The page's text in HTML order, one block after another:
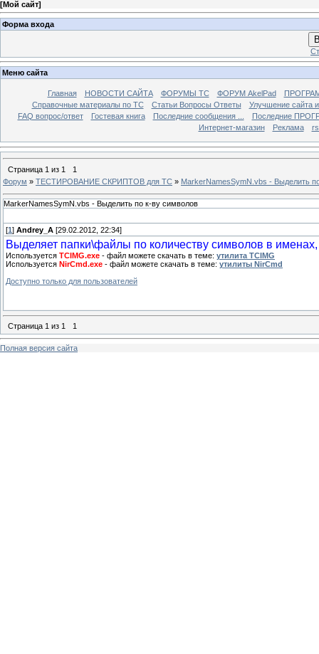
[Мой сайт]
Форма входа
Меню сайта
Главная НОВОСТИ САЙТА ФОРУМЫ TC ФОРУМ AkelPad
Справочные материалы по TС
Статьи Вопросы Ответы
Улучшение сайта
FAQ вопрос/ответ
Гостевая книга Последние сообщения ...
Последние
Интернет-магазин
Реклама
Страница 1 из 1
1
Форум » ТЕСТИРОВАНИЕ СКРИПТОВ для TC » MarkerNamesSymN.vbs - Выделить
MarkerNamesSymN.vbs - Выделить по к-ву символов
[1 ] Andrey_A [29.02.2012, 22:34]
Выделяет папки\файлы по количеству символов в
Используется TCIMG.exe - файл можете скачать в теме: утилита TCIMG
Используется NirCmd.exe - файл можете скачать в теме: утилиты NirCmd
Доступно только для пользователей
Страница 1 из 1 1
Полная версия сайта